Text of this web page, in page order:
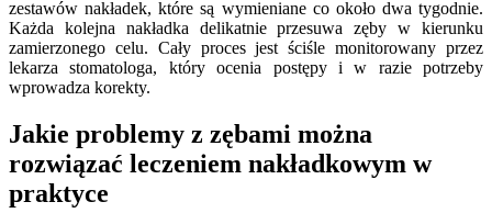
zestawów nakładek, które są wymieniane co około dwa tygodnie.
Każda kolejna nakładka delikatnie przesuwa zęby w kierunku
zamierzonego celu. Cały proces jest ściśle monitorowany przez
lekarza stomatologa, który ocenia postępy i w razie potrzeby
wprowadza korekty.
Jakie problemy z zębami można
rozwiązać leczeniem nakładkowym w
praktyce